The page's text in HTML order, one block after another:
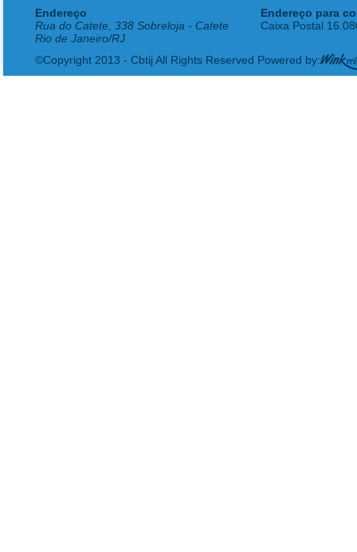
Endereço
Rua do Catete, 338 Sobreloja - Catete
Rio de Janeiro/RJ
Endereço para
Caixa Postal
©Copyright 2013 - Cbtij All Rights Reserved Powered by: